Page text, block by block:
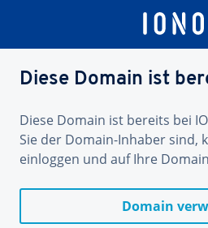
Diese Domain ist
Diese Domain ist bereits bei
Sie der Domain-Inhaber sind,
einloggen und auf Ihre
Domain